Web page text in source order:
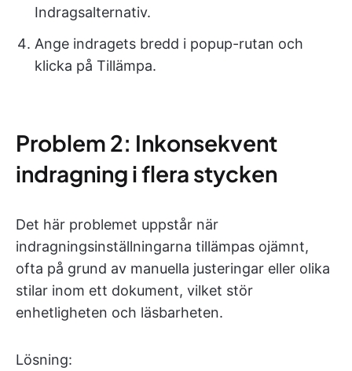
Indragsalternativ.
Ange indragets bredd i popup-rutan och
klicka på Tillämpa.
Problem 2: Inkonsekvent
indragning i flera stycken
Det här problemet uppstår när
indragningsinställningarna tillämpas ojämnt,
ofta på grund av manuella justeringar eller olika
stilar inom ett dokument, vilket stör
enhetligheten och läsbarheten.
Lösning: